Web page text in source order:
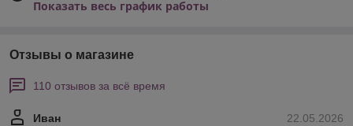
Показать весь график работы
Отзывы о магазине
110 отзывов за всё время
22.05.2026
Иван